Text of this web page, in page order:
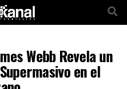
Webb Revela un
en el